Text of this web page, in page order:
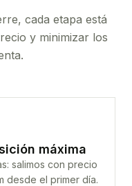
cada etapa está
y minimizar los
máxima
salimos con precio
desde el primer día.